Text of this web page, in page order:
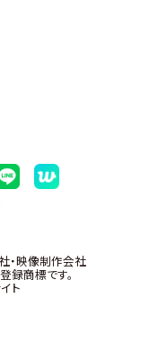
・映像制作会社
録商標です。
ト